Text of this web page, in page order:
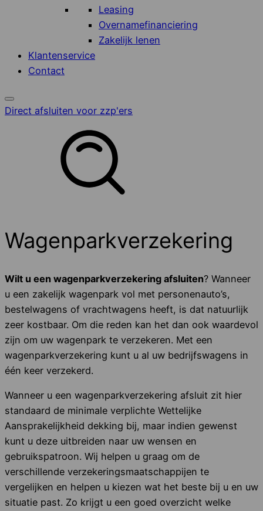
Leasing
Overnamefinanciering
Zakelijk lenen
Klantenservice
Contact
Direct afsluiten voor zzp'ers
Wagenparkverzekering
Wilt u een wagenparkverzekering afsluiten? Wanneer
u een zakelijk wagenpark vol met personenauto’s,
bestelwagens of vrachtwagens heeft, is dat natuurlijk
zeer kostbaar. Om die reden kan het dan ook waardevol
zijn om uw wagenpark te verzekeren. Met een
wagenparkverzekering kunt u al uw bedrijfswagens in
één keer verzekerd.
Wanneer u een wagenparkverzekering afsluit zit hier
standaard de minimale verplichte Wettelijke
Aansprakelijkheid dekking bij, maar indien gewenst
kunt u deze uitbreiden naar uw wensen en
gebruikspatroon. Wij helpen u graag om de
verschillende verzekeringsmaatschappijen te
vergelijken en helpen u kiezen wat het beste bij u en uw
situatie past. Zo krijgt u een goed overzicht welke